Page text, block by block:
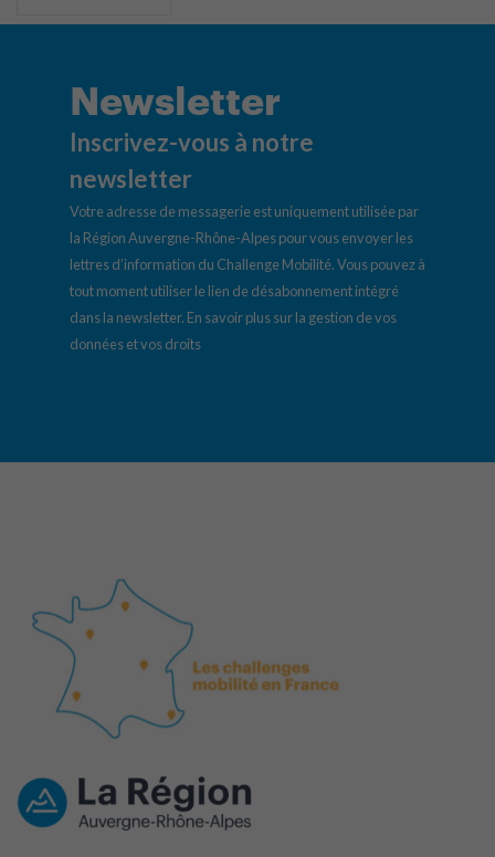
Newsletter
Inscrivez-vous à notre
newsletter
Votre adresse de messagerie est uniquement utilisée par
la Région Auvergne-Rhône-Alpes pour vous envoyer les
lettres d’information du Challenge Mobilité. Vous pouvez à
tout moment utiliser le lien de désabonnement intégré
dans la newsletter. En savoir plus sur la gestion de vos
données et vos droits